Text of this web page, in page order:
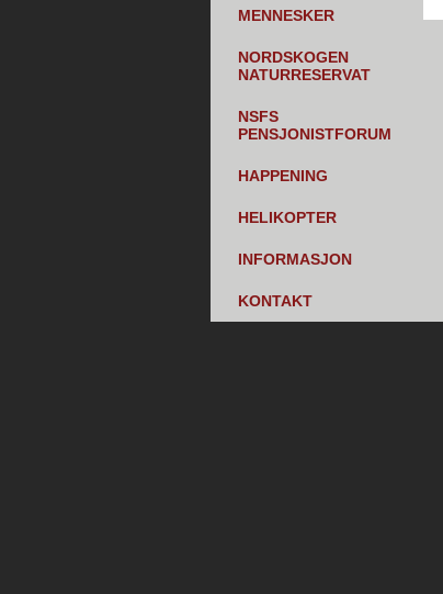
MENNESKER
NORDSKOGEN
NATURRESERVAT
NSFS
PENSJONISTFORUM
HAPPENING
HELIKOPTER
INFORMASJON
KONTAKT